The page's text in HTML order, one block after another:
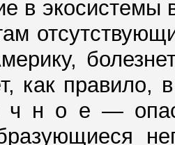
в
как правило,
н о е —